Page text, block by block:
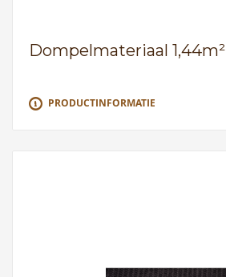
Dompelmateriaal 1,44m²
PRODUCTINFORMATIE